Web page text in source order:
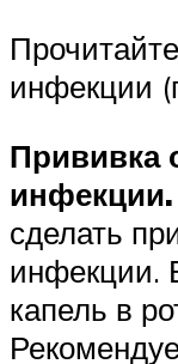
инфекции
Прививка
инфекции.
сделать
инфекции.
капель в